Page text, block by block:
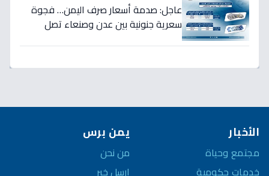
عاجل: صدمة أسعار صرف اليمن… فجوة
سعرية جنونية بين عدن وصنعاء تصل
الأخبار
مجتمع وحياة
خدمات حكومية
يمن برس
من نحن
ارسل خبر